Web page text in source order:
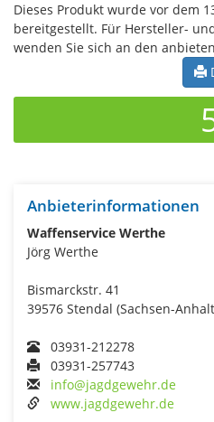
Dieses Produkt wurde vor dem
bereitgestellt. Für Hersteller-
wenden Sie sich an den
Anbieterinformationen
Waffenservice Werthe
Jörg Werthe
Bismarckstr. 41
39576 Stendal (Sachsen-
03931-212278
03931-257743
info@jagdgewehr.de
www.jagdgewehr.de